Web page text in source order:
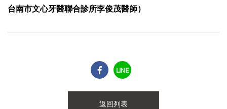
台南市文心牙醫聯合診所李俊茂醫師）
LINE
返回列表